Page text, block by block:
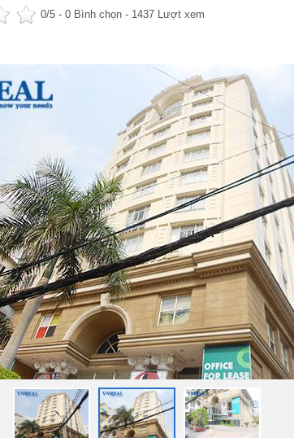
0/5 - 0 Bình chọn - 1437 Lượt xem
quận 3